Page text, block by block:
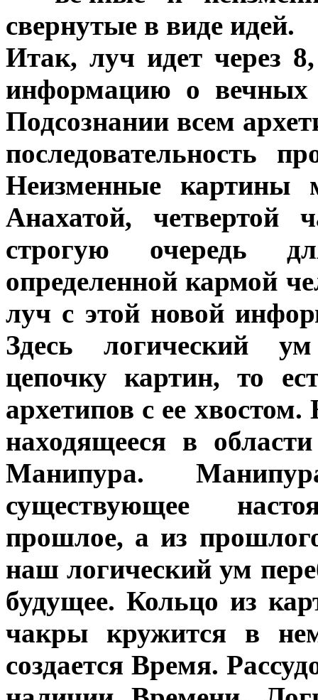
свернутые в виде идей.
Итак, луч идет через
информацию о
Подсознании всем
последовательность
Неизменные картины
Анахатой, четвертой
строгую очередь
определенной кармой
луч с этой новой
Здесь логический
цепочку картин, то
архетипов с ее
находящееся в
Манипура.
существующее
прошлое, а из
наш логический ум
будущее. Кольцо из
чакры кружится в
создается Время.